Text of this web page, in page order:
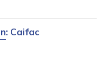
: Caifac